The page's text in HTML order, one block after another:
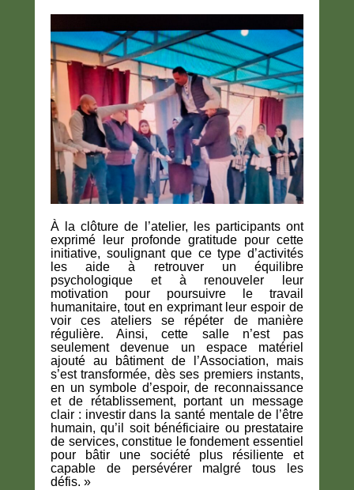
À la clôture de l’atelier, les participants ont
exprimé leur profonde gratitude pour cette
initiative, soulignant que ce type d’activités
les aide à retrouver un équilibre
psychologique et à renouveler leur
motivation pour poursuivre le travail
humanitaire, tout en exprimant leur espoir de
voir ces ateliers se répéter de manière
régulière. Ainsi, cette salle n’est pas
seulement devenue un espace matériel
ajouté au bâtiment de l’Association, mais
s’est transformée, dès ses premiers instants,
en un symbole d’espoir, de reconnaissance
et de rétablissement, portant un message
clair : investir dans la santé mentale de l’être
humain, qu’il soit bénéficiaire ou prestataire
de services, constitue le fondement essentiel
pour bâtir une société plus résiliente et
capable de persévérer malgré tous les
défis. »